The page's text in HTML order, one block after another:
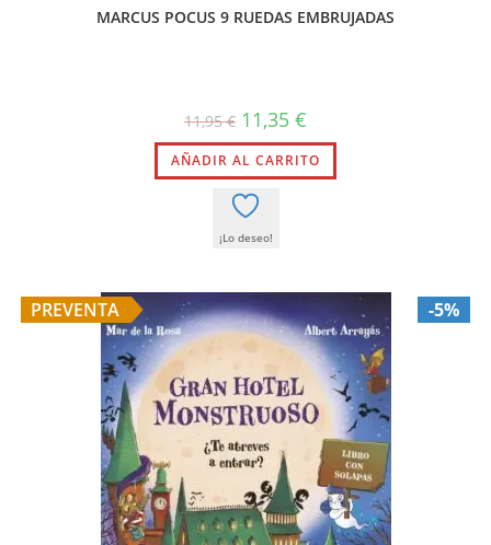
MARCUS POCUS 9 RUEDAS EMBRUJADAS
11,95€ El
precio
original
era:
11,95 €.
11,35 €
actual
es:
11,35 €.
AÑADIR AL CARRITO
¡Lo deseo!
PREVENTA -5%